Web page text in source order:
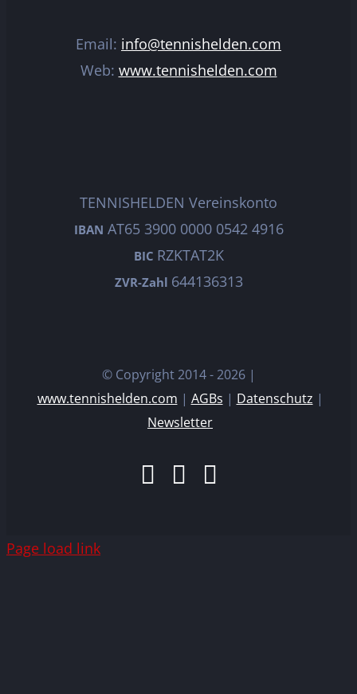
Email: info@tennishelden.com
Web: www.tennishelden.com
TENNISHELDEN Vereinskonto
IBAN AT65 3900 0000 0542 4916
BIC RZKTAT2K
ZVR-Zahl 644136313
© Copyright 2014 -2026 |
www.tennishelden.com | AGBs | Datenschutz |
Newsletter
Facebook
Instagram
Page load link